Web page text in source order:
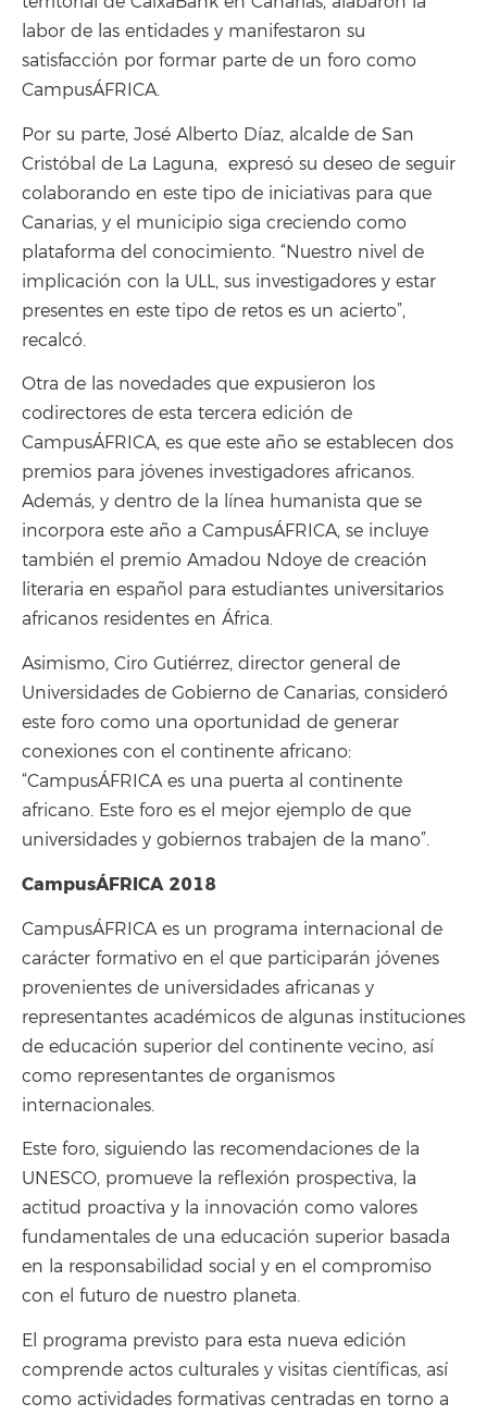
labor de las entidades y manifestaron su
satisfacción por formar parte de un foro como
CampusÁFRICA.
Por su parte, José Alberto Díaz, alcalde de San
Cristóbal de La Laguna, expresó su deseo de seguir
colaborando en este tipo de iniciativas para que
Canarias, y el municipio siga creciendo como
plataforma del conocimiento. “Nuestro nivel de
implicación con la ULL, sus investigadores y estar
presentes en este tipo de retos es un acierto”,
recalcó.
Otra de las novedades que expusieron los
codirectores de esta tercera edición de
CampusÁFRICA, es que este año se establecen dos
premios para jóvenes investigadores africanos.
Además, y dentro de la línea humanista que se
incorpora este año a CampusÁFRICA, se incluye
también el premio Amadou Ndoye de creación
literaria en español para estudiantes universitarios
africanos residentes en África.
Asimismo, Ciro Gutiérrez, director general de
Universidades de Gobierno de Canarias, consideró
este foro como una oportunidad de generar
conexiones con el continente africano:
“CampusÁFRICA es una puerta al continente
africano. Este foro es el mejor ejemplo de que
universidades y gobiernos trabajen de la mano”.
CampusÁFRICA 2018
CampusÁFRICA es un programa internacional de
carácter formativo en el que participarán jóvenes
provenientes de universidades africanas y
representantes académicos de algunas instituciones
de educación superior del continente vecino, así
como representantes de organismos
internacionales.
Este foro, siguiendo las recomendaciones de la
UNESCO, promueve la reflexión prospectiva, la
actitud proactiva y la innovación como valores
fundamentales de una educación superior basada
en la responsabilidad social y en el compromiso
con el futuro de nuestro planeta.
El programa previsto para esta nueva edición
comprende actos culturales y visitas científicas, así
como actividades formativas centradas en torno a